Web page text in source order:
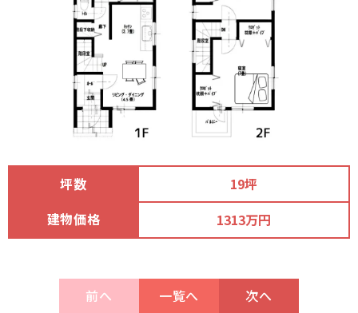
坪数
19坪
建物価格
1313万円
前へ 一覧へ 次へ